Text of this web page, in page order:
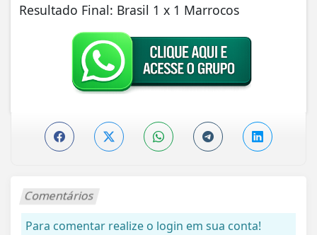
Resultado Final: Brasil 1 x 1 Marrocos
Comentários
Para comentar realize o login em sua conta!